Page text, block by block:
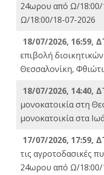
24ωρου από Ω/18:00/
Ω/18:00/18-07-2026
18/07/2026, 16:59,
επιβολή
Θεσσαλονίκη,
18/07/2026, 14:40,
μονοκατοικία στη
μονοκατοικία στα
17/07/2026, 17:59,
τις αγροτοδασικές
24ωρου από Ω/18:00/